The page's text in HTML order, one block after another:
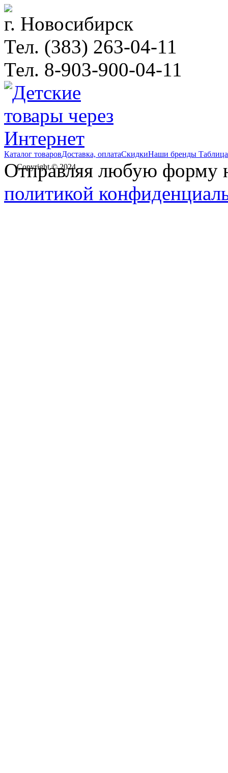
г. Новосибирск
Тел. (383) 263-04-11
Тел. 8-903-900-04-11
Каталог товаровДоставка, оплатаСкидкиНаши бренды
Copyright © 2024
Отправляя любую форму
политикой